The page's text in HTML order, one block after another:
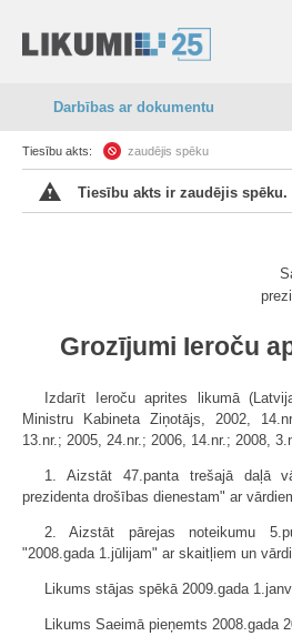
Darbības ar dokumentu
Tiesību akts: zaudējis spēku
Tiesību akts ir zaudējis spēku.
Grozījumi Ieroču
Izdarīt Ieroču aprites likumā
Ministru Kabineta Ziņotājs, 2002,
13.nr.; 2005, 24.nr.; 2006, 14.nr.; 2008,
1. Aizstāt 47.panta trešajā daļā
prezidenta drošības dienestam" ar
2. Aizstāt pārejas noteikumu
"2008.gada 1.jūlijam" ar skaitļiem un
Likums stājas spēkā 2009.gada
Likums Saeimā pieņemts 2008.gada